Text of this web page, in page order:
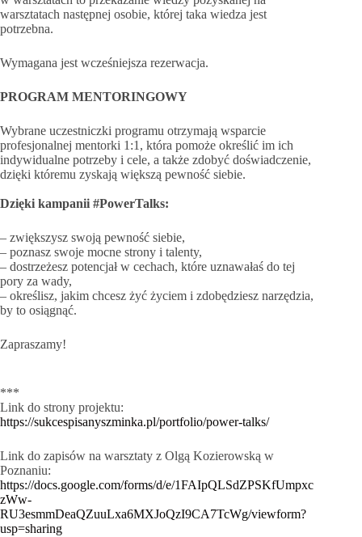
warsztatach następnej osobie, której taka wiedza jest
potrzebna.
Wymagana jest wcześniejsza rezerwacja.
PROGRAM MENTORINGOWY
Wybrane uczestniczki programu otrzymają wsparcie
profesjonalnej mentorki 1:1, która pomoże określić im ich
indywidualne potrzeby i cele, a także zdobyć doświadczenie,
dzięki któremu zyskają większą pewność siebie.
Dzięki kampanii #PowerTalks:
– zwiększysz swoją pewność siebie,
– poznasz swoje mocne strony i talenty,
– dostrzeżesz potencjał w cechach, które uznawałaś do tej
pory za wady,
– określisz, jakim chcesz żyć życiem i zdobędziesz narzędzia,
by to osiągnąć.
Zapraszamy!
***
Link do strony projektu:
https://sukcespisanyszminka.pl/portfolio/power-talks/
Link do zapisów na warsztaty z Olgą Kozierowską w
Poznaniu:
https://docs.google.com/forms/d/e/1FAIpQLSdZPSKfUmpxc
zWw-
RU3esmmDeaQZuuLxa6MXJoQzI9CA7TcWg/viewform?
usp=sharing